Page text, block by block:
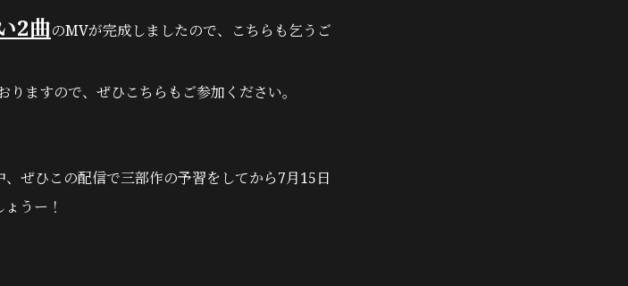
2曲のMVが完成しましたので、こちらも乞うご
ますので、ぜひこちらもご参加ください。
ぜひこの配信で三部作の予習をしてから7月15日
うー！